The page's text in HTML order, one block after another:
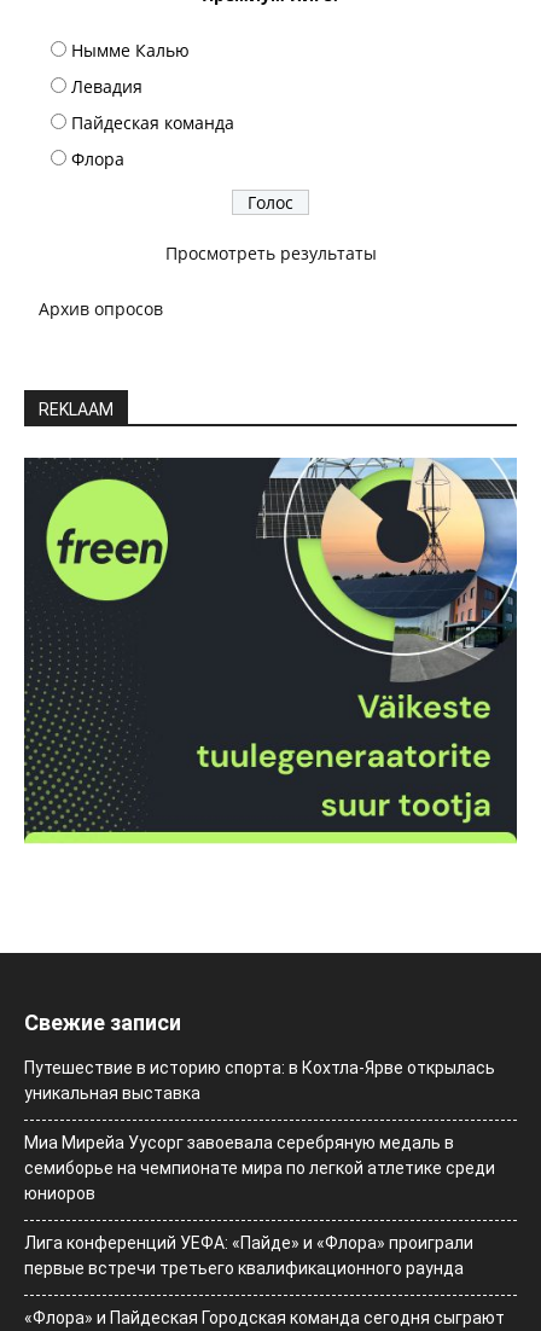
Нымме Калью
Левадия
Пайдеская команда
Флора
Просмотреть результаты
Архив опросов
REKLAAM
Свежие записи
Путешествие в историю спорта: в Кохтла-Ярве открылась
уникальная выставка
Миа Мирейа Уусорг завоевала серебряную медаль в
семиборье на чемпионате мира по легкой атлетике среди
юниоров
Лига конференций УЕФА: «Пайде» и «Флора» проиграли
первые встречи третьего квалификационного раунда
«Флора» и Пайдеская Городская команда сегодня сыграют